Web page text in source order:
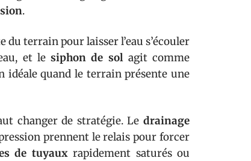
.
du terrain pour laisser l’eau s’écouler
et lesiphon de solagit comme
idéale quand le terrain présente une
changer de stratégie. Le drainage
prennent le relais pour forcer
de tuyauxrapidement saturés ou